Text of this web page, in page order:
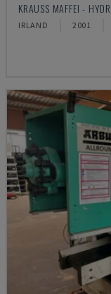
KRAUSS MAFFEI -
IRLAND 2001